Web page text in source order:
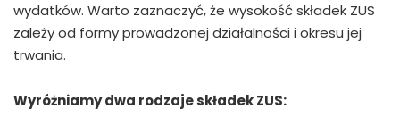
wydatków. Warto zaznaczyć, że wysokość składek ZUS
zależy od formy prowadzonej działalności i okresu jej
trwania.
Wyróżniamy dwa rodzaje składek ZUS: